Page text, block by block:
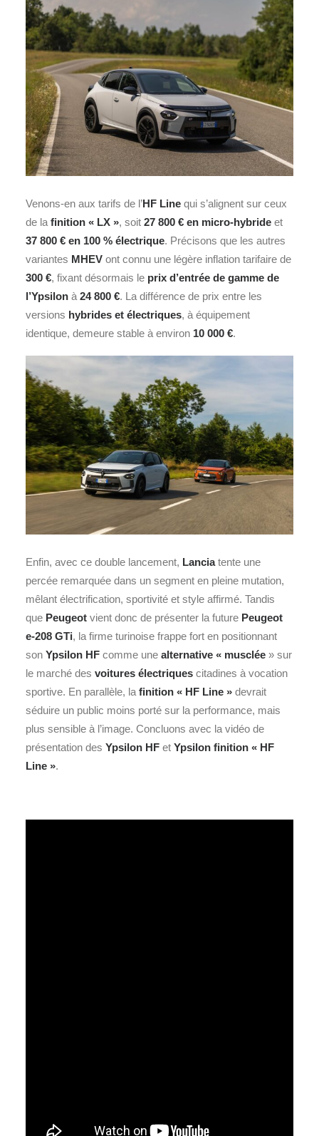
Venons-en aux tarifs de l’HF Line qui s’alignent sur ceux
de la finition « LX », soit 27 800 € en micro-hybride et
37 800 € en 100 % électrique. Précisons que les autres
variantes MHEV ont connu une légère inflation tarifaire de
300 €, fixant désormais le prix d’entrée de gamme de
l’Ypsilon à 24 800 €. La différence de prix entre les
versions hybrides et électriques, à équipement
identique, demeure stable à environ 10 000 €.
Enfin, avec ce double lancement, Lanciatente une
percée remarquée dans un segment en pleine mutation,
mêlant électrification, sportivité et style affirmé. Tandis
que Peugeot vient donc de présenter la future Peugeot
e-208 GTi, la firme turinoise frappe fort en positionnant
son Ypsilon HF comme une alternative « musclée » sur
le marché des voitures électriques citadines à vocation
sportive. En parallèle, la finition « HF Line » devrait
séduire un public moins porté sur la performance, mais
plus sensible à l’image. Concluons avec la vidéo de
présentation des Ypsilon HF et Ypsilon finition « HF
Line ».